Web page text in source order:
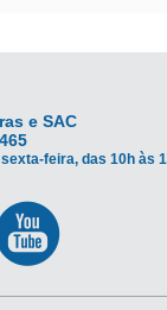
e SAC
feira, das 10h às